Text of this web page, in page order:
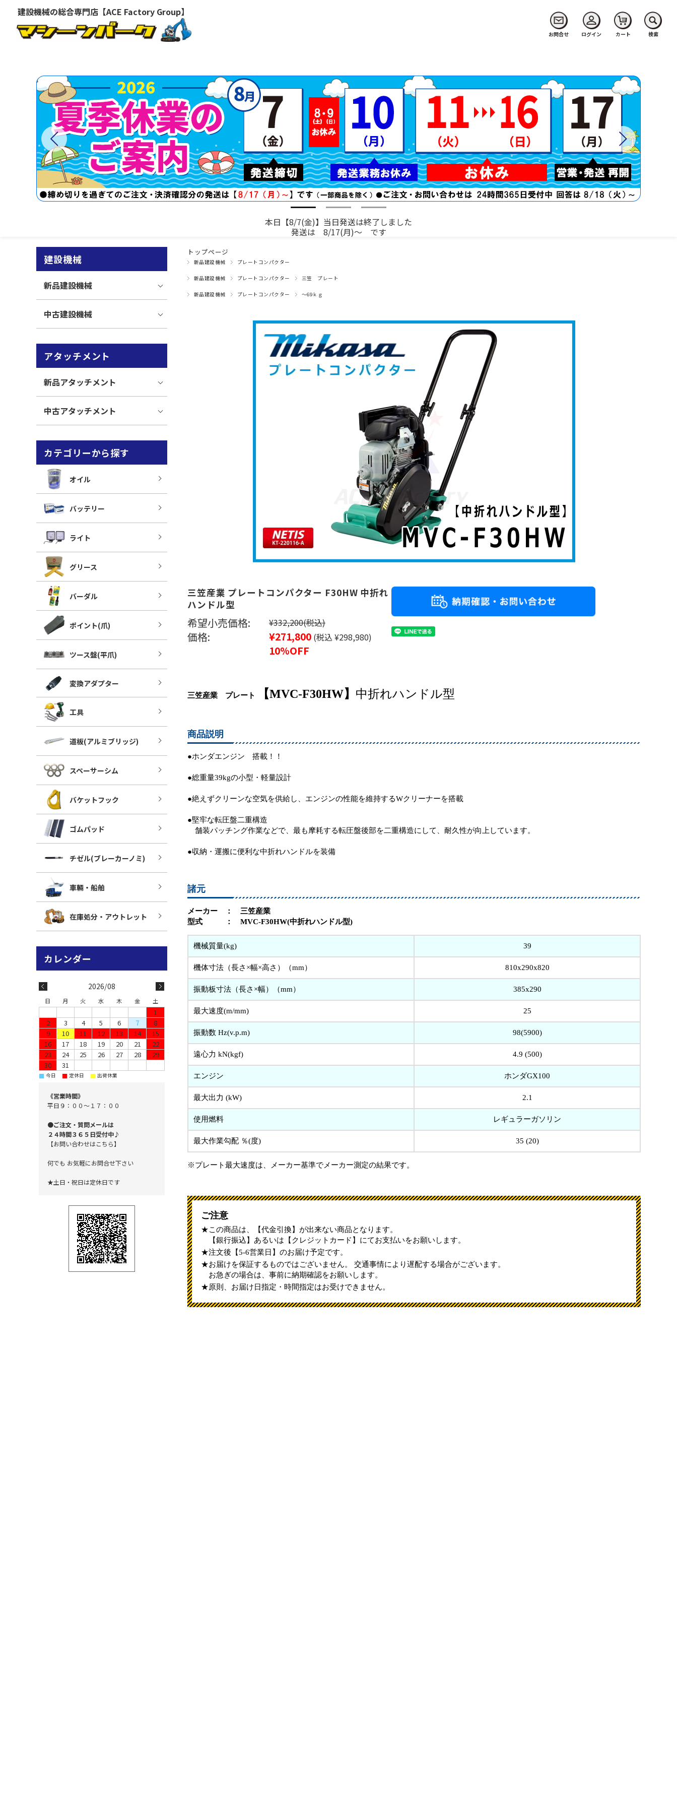
建設機械の総合専門店【ACE Factory Group】
お問合せ ログイン カート 検索
本日【8/7(金)】当日発送は終了しました
発送は 8/17(月)～ です
トップページ
新品建設機械 プレートコンパクター
新品建設機械 プレートコンパクター 三笠 プレート
新品建設機械 プレートコンパクター ～69ｋｇ
三笠産業 プレートコンパクター F30HW 中折れ
ハンドル型
希望小売価格: ¥332,200(税込)
価格: ¥271,800 (税込 ¥298,980)
10%OFF
三笠産業 プレート 【MVC-F30HW】 中折れハンドル型
商品説明
●ホンダエンジン 搭載！！
●総重量39kgの小型・軽量設計
●絶えずクリーンな空気を供給し、エンジンの性能を維持するWクリーナーを搭載
●堅牢な転圧盤二重構造
舗装パッチング作業などで、最も摩耗する転圧盤後部を二重構造にして、耐久性が向上しています。
●収納・運搬に便利な中折れハンドルを装備
諸元
メーカー ： 三笠産業
型式 ： MVC-F30HW(中折れハンドル型)
機械質量(kg) 39
機体寸法（長さ×幅×高さ）（mm） 810x290x820
振動板寸法（長さ×幅）（mm） 385x290
最大速度(m/mm) 25
振動数 Hz(v.p.m) 98(5900)
遠心力 kN(kgf) 4.9 (500)
エンジン ホンダGX100
最大出力 (kW) 2.1
使用燃料 レギュラーガソリン
最大作業勾配 ％(度) 35 (20)
※プレート最大速度は、メーカー基準でメーカー測定の結果です。
ご注意
この商品は、【代金引換】が出来ない商品となります。
【銀行振込】あるいは【クレジットカード】にてお支払いをお願いします。
注文後【5-6営業日】のお届け予定です。
お届けを保証するものではございません。 交通事情により遅配する場合がございます。
お急ぎの場合は、事前に納期確認をお願いします。
原則、お届け日指定・時間指定はお受けできません。
建設機械
新品建設機械
中古建設機械
アタッチメント
新品アタッチメント
中古アタッチメント
カテゴリーから探す
オイル
バッテリー
ライト
グリース
バーダル
ポイント(爪)
ツース盤(平爪)
変換アダプター
工具
道板(アルミブリッジ)
スペーサーシム
バケットフック
ゴムパッド
チゼル(ブレーカーノミ)
車輛・船舶
在庫処分・アウトレット
2026/08
日 月 火 水 木 金 土
1
2
3 4 5 6 7
8
9
10 11 12 13 14
15
16
17 18 19 20 21
22
23
24 25 26 27 28
29
30
31
■ 今日 ■ 定休日 ■ 出荷休業
《営業時間》
平日９：００～１７：００
●ご注文・質問メールは
２４時間３６５日受付中♪
【お問い合わせはこちら】
何でも お気軽にお問合せ下さい
★土日・祝日は定休日です